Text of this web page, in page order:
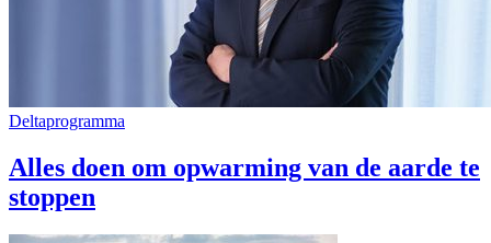
Deltaprogramma
Alles doen om opwarming van de aarde te
stoppen